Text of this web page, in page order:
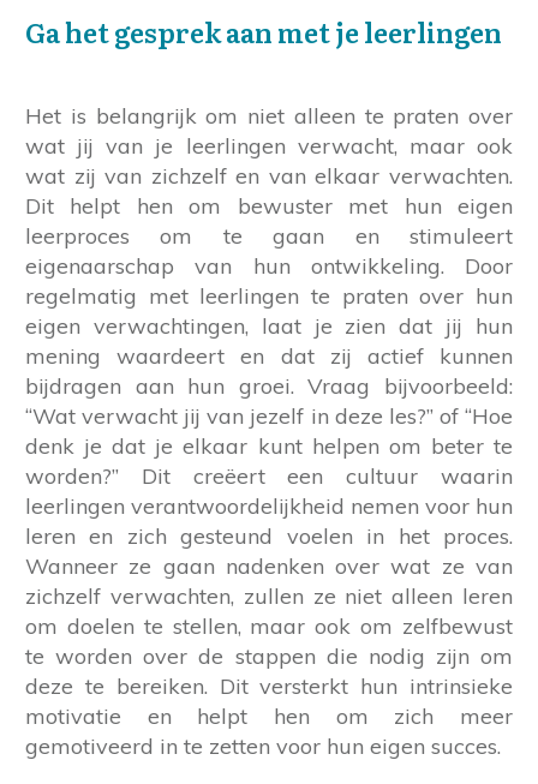
Ga het gesprek aan met je leerlingen
Het is belangrijk om niet alleen te praten over
wat jij van je leerlingen verwacht, maar ook
wat zij van zichzelf en van elkaar verwachten.
Dit helpt hen om bewuster met hun eigen
leerproces om te gaan en stimuleert
eigenaarschap van hun ontwikkeling. Door
regelmatig met leerlingen te praten over hun
eigen verwachtingen, laat je zien dat jij hun
mening waardeert en dat zij actief kunnen
bijdragen aan hun groei. Vraag bijvoorbeeld:
“Wat verwacht jij van jezelf in deze les?” of “Hoe
denk je dat je elkaar kunt helpen om beter te
worden?” Dit creëert een cultuur waarin
leerlingen verantwoordelijkheid nemen voor hun
leren en zich gesteund voelen in het proces.
Wanneer ze gaan nadenken over wat ze van
zichzelf verwachten, zullen ze niet alleen leren
om doelen te stellen, maar ook om zelfbewust
te worden over de stappen die nodig zijn om
deze te bereiken. Dit versterkt hun intrinsieke
motivatie en helpt hen om zich meer
gemotiveerd in te zetten voor hun eigen succes.